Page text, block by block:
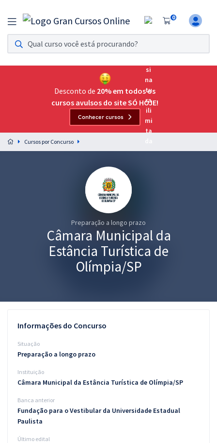
0
Assinatura Ilimitada 11
Acesso a todos os cursos. Teste grátis por 7 dias!
Assinatura OAB Até Passar
Acesso ilimitado a toda preparação para o Exame da
Preparação completa e intensiva para as principais
residências em saúde do Brasil
Blog
Aprovados
Atendimento
Desconto de 20% em todos os
cursos avulsos do site SÓ HOJE!
Conhecer cursos
Cursos por Concurso
Preparação a longo prazo
Câmara Municipal da
Estância Turística de
Olímpia/SP
Informações do Concurso
Situação
Preparação a longo prazo
Instituição
Câmara Municipal da Estância Turística de Olímpia/SP
Banca anterior
Fundação para o Vestibular da Universidade Estadual
Paulista
Último edital